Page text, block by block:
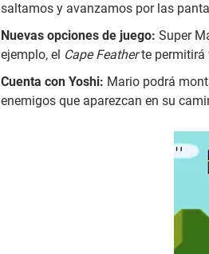
saltamos y avanzamos por las
Nuevas opciones de juego: Super
ejemplo, el Cape Featherte permitirá
Cuenta con Yoshi: Mario podrá
enemigos que aparezcan en su